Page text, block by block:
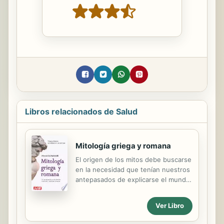
Libros relacionados de Salud
Mitología griega y romana
El origen de los mitos debe buscarse
en la necesidad que tenían nuestros
antepasados de explicarse el mundo
a los fenómenos de la naturaleza. De
ahí que surjan en la cultura griega y
romana una variedad de sagas
Ver Libro